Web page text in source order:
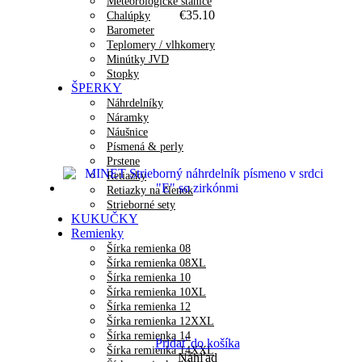
Chalúpky
Barometer
Teplomery / vlhkomery
Minútky JVD
Stopky
ŠPERKY
Náhrdelníky
Náramky
Náušnice
Písmená & perly
Prstene
Retiazky
Retiazky na členok
Strieborné sety
KUKUČKY
Remienky
Šírka remienka 08
Šírka remienka 08XL
Šírka remienka 10
Šírka remienka 10XL
Šírka remienka 12
Šírka remienka 12XXL
Šírka remienka 14
Šírka remienka 14XXL
€35.10
Pridať do košíka
Náhľad